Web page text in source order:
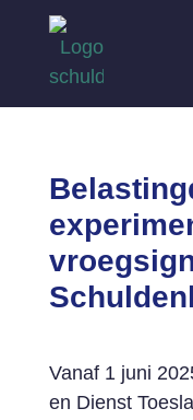
Vanaf 1 juni
en Dienst